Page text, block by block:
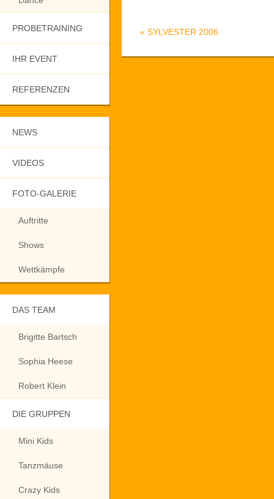
PROBETRAINING
IHR EVENT
REFERENZEN
NEWS
VIDEOS
FOTO-GALERIE
Auftritte
Shows
Wettkämpfe
DAS TEAM
Brigitte Bartsch
Sophia Heese
Robert Klein
DIE GRUPPEN
Mini Kids
Tanzmäuse
Crazy Kids
« SYLVESTER 2006